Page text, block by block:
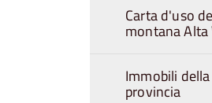
Carta d'uso
montana Alta
Immobili
provincia